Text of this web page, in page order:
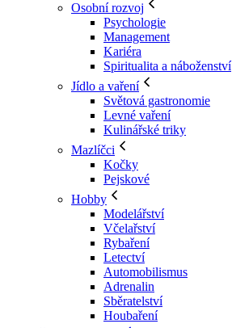
Osobní rozvoj
Psychologie
Management
Kariéra
Spiritualita a náboženství
Jídlo a vaření
Světová gastronomie
Levné vaření
Kulinářské triky
Mazlíčci
Kočky
Pejskové
Hobby
Modelářství
Včelařství
Rybaření
Letectví
Automobilismus
Adrenalin
Sběratelství
Houbaření